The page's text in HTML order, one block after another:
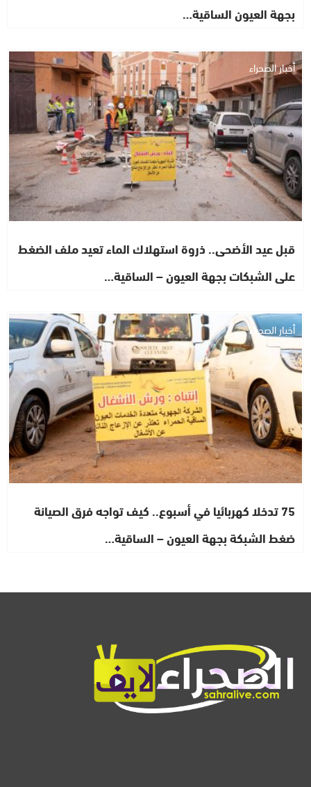
بجهة العيون الساقية…
أخبار الصحراء
قبل عيد الأضحى.. ذروة استهلاك الماء تعيد ملف الضغط
على الشبكات بجهة العيون – الساقية…
أخبار الصحراء
75 تدخلا كهربائيا في أسبوع.. كيف تواجه فرق الصيانة
ضغط الشبكة بجهة العيون – الساقية…